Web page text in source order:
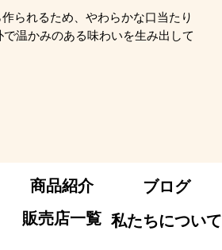
られるため、やわらかな口当たり
温かみのある味わいを生み出して
商品紹介
販売店一覧
ブログ
私たちについて